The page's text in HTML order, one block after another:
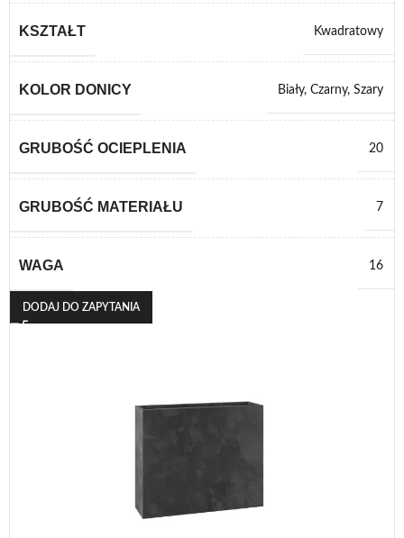
KSZTAŁT Kwadratowy
KOLOR DONICY Biały, Czarny, Szary
GRUBOŚĆ OCIEPLENIA 20
GRUBOŚĆ MATERIAŁU 7
WAGA 16
DODAJ DO ZAPYTANIA